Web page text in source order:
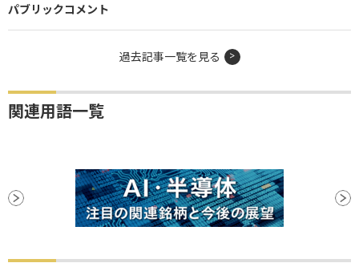
パブリックコメント
過去記事一覧を見る
関連用語一覧